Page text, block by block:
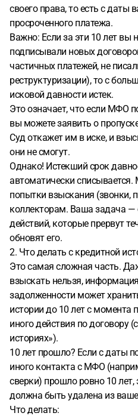
своего права, то есть с даты
просроченного платежа.
Важно: Если за эти 10 лет вы
подписывали новых
частичных платежей, не
реструктуризации), то с
исковой давности истек.
Это означает, что если МФО
вы можете заявить о
Суд откажет им в иске, и
они не смогут.
Однако! Истекший срок
автоматически
попытки взыскания (звонки,
коллекторам. Ваша задача —
действий, которые прервут
обновят его.
2. Что делать с кредитной
Это самая сложная часть.
взыскать нельзя,
задолженности может
истории до 10 лет с момента
иного действия по договору
историях»).
10 лет прошло? Если с даты
иного контакта с МФО
сверки) прошло ровно 10
должна быть удалена из
Что делать: